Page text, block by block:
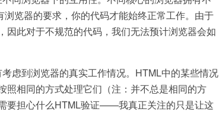
览器的要求，你的代码才能始终正常工作。由于
此对于不规范的代码，我们无法预计浏览器会如
虑到浏览器的真实工作情况。HTML中的某些情况
照相同的方式处理它们（注：并不总是相同的方
要担心什么HTML验证——我真正关注的只是让这